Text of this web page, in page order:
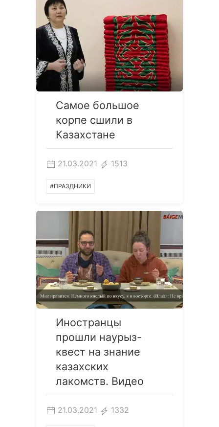
Самое большое
корпе сшили в
Казахстане
21.03.2021 1513
#ПРАЗДНИКИ
Иностранцы
прошли наурыз-
квест на знание
казахских
лакомств. Видео
21.03.2021 1332